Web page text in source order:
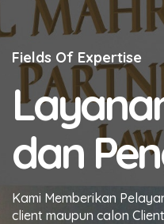
Fields Of Expertise
dan
Kami Memberikan
client maupun calon